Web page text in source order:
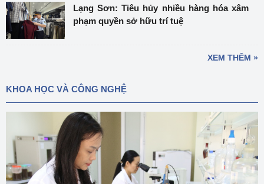
Lạng Sơn: Tiêu hủy nhiều hàng hóa xâm
phạm quyền sở hữu trí tuệ
XEM THÊM »
KHOA HỌC VÀ CÔNG NGHỆ